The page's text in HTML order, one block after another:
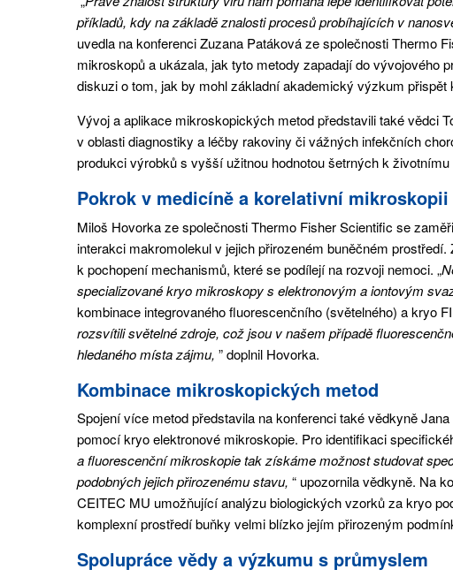
příkladů, kdy na základě znalosti procesů probíhajících v
uvedla na konferenci Zuzana Patáková ze společnosti Thermo
mikroskopů a ukázala, jak tyto metody zapadají do
diskuzi o tom, jak by mohl základní akademický výzkum
Vývoj a aplikace mikroskopických metod představili také vědci
v oblasti diagnostiky a léčby rakoviny či vážných infekčních
produkci výrobků s vyšší užitnou hodnotou šetrných k životnímu
Pokrok v medicíně a korelativní mikroskopii
Miloš Hovorka ze společnosti Thermo Fisher Scientific se
interakci makromolekul v jejich přirozeném buněčném
k pochopení mechanismů, které se podílejí na rozvoji nemoci. „
specializované kryo mikroskopy s elektronovým a iontovým
kombinace integrovaného fluorescenčního (světelného) a kryo
rozsvítili světelné zdroje, což jsou v našem případě
hledaného místa zájmu, ” doplnil Hovorka.
Kombinace mikroskopických metod
Spojení více metod představila na konferenci také vědkyně
pomocí kryo elektronové mikroskopie. Pro identifikaci
a fluorescenční mikroskopie tak získáme možnost studovat
podobných jejich přirozenému stavu, “ upozornila vědkyně. Na
CEITEC MU umožňující analýzu biologických vzorků za kryo
komplexní prostředí buňky velmi blízko jejím přirozeným
Spolupráce vědy a výzkumu s průmyslem